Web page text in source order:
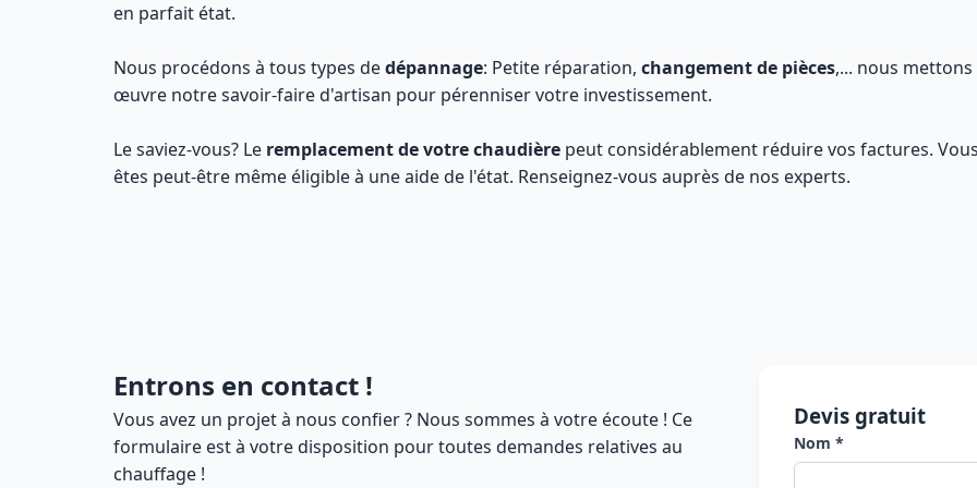
en parfait état.
Nous procédons à tous types dedépannage: Petite réparation, changement de pièces,... nous mettons
œuvre notre savoir-faire d'artisan pour pérenniser votre investissement.
Le saviez-vous? Le remplacement de votre chaudière peut considérablement réduire vos factures.
êtes peut-être même éligible à une aide de l'état. Renseignez-vous auprès de nos experts.
Entrons en contact !
Vous avez un projet à nous confier ? Nous sommes à votre écoute ! Ce
formulaire est à votre disposition pour toutes demandes relatives au
chauffage !
Devis gratuit
Nom *